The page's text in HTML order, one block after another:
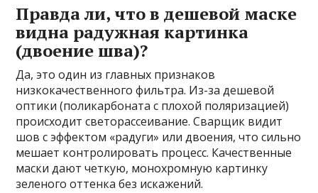
Правда ли, что в дешевой маске
видна радужная картинка
(двоение шва)?
Да, это один из главных признаков
низкокачественного фильтра. Из-за дешевой
оптики (поликарбоната с плохой поляризацией)
происходит светорассеивание. Сварщик видит
шов с эффектом «радуги» или двоения, что сильно
мешает контролировать процесс. Качественные
маски дают четкую, монохромную картинку
зеленого оттенка без искажений.